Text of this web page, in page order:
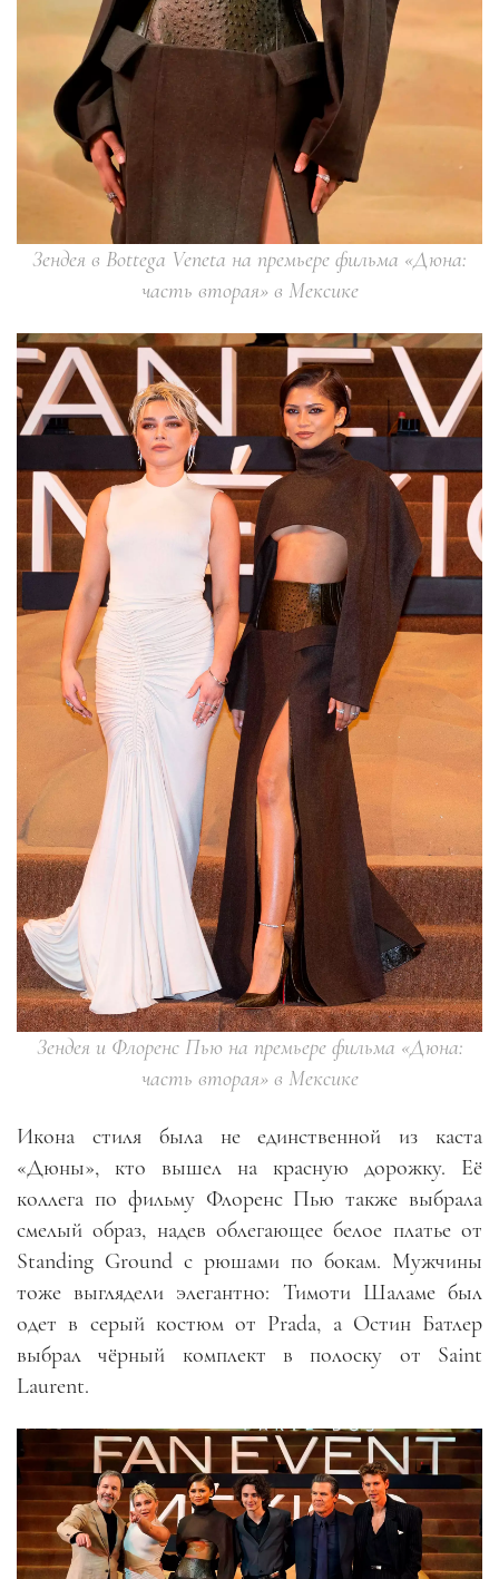
Зендея в Bottega Veneta на премьере фильма «Дюна:
часть вторая» в Мексике
Зендея и Флоренс Пью на премьере фильма «Дюна:
часть вторая» в Мексике
Икона стиля была не единственной из каста
«Дюны», кто вышел на красную дорожку. Её
коллега по фильму Флоренс Пью также выбрала
смелый образ, надев облегающее белое платье от
Standing Ground с рюшами по бокам. Мужчины
тоже выглядели элегантно: Тимоти Шаламе был
одет в серый костюм от Prada, а Остин Батлер
выбрал чёрный комплект в полоску от Saint
Laurent.